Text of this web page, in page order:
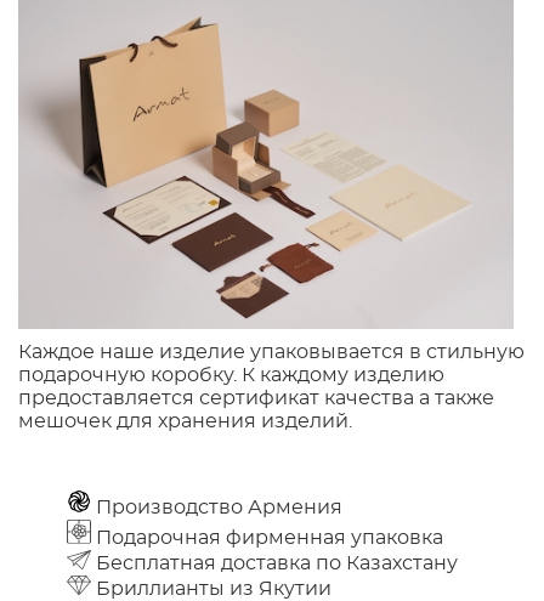
Каждое наше изделие упаковывается в стильную
подарочную коробку. К каждому изделию
предоставляется сертификат качества а также
мешочек для хранения изделий.
Производство Армения
Подарочная фирменная упаковка
Бесплатная доставка по Казахстану
Бриллианты из Якутии